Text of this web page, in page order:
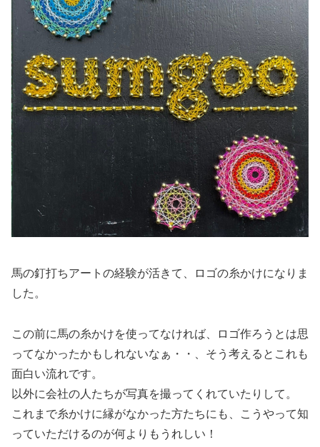
馬の釘打ちアートの経験が活きて、ロゴの糸かけになりま
した。
この前に馬の糸かけを使ってなければ、ロゴ作ろうとは思
ってなかったかもしれないなぁ・・、そう考えるとこれも
面白い流れです。
以外に会社の人たちが写真を撮ってくれていたりして。
これまで糸かけに縁がなかった方たちにも、こうやって知
っていただけるのが何よりもうれしい！